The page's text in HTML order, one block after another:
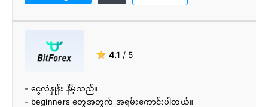
★ 4.1 / 5
- ငွေလဲနှုန်း နိမ့်သည်။
- beginners တွေအတွက် အရမ်းကောင်းပါတယ်။